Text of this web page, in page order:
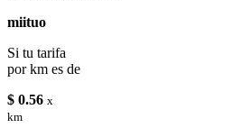
miituo
Si tu tarifa
por km es de
$ 0.56 x
km